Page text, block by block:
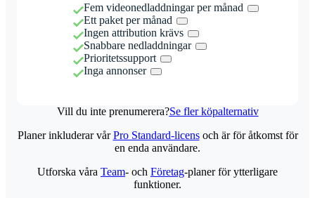
Fem videonedladdningar per månad
Ett paket per månad
Ingen attribution krävs
Snabbare nedladdningar
Prioritetssupport
Inga annonser
Vill du inte prenumerera?Se fler köpalternativ
Planer inkluderar vårPro Standard-licensoch är för åtkomst för
en enda användare.
Utforska våra Team- och Företag-planer för ytterligare
funktioner.